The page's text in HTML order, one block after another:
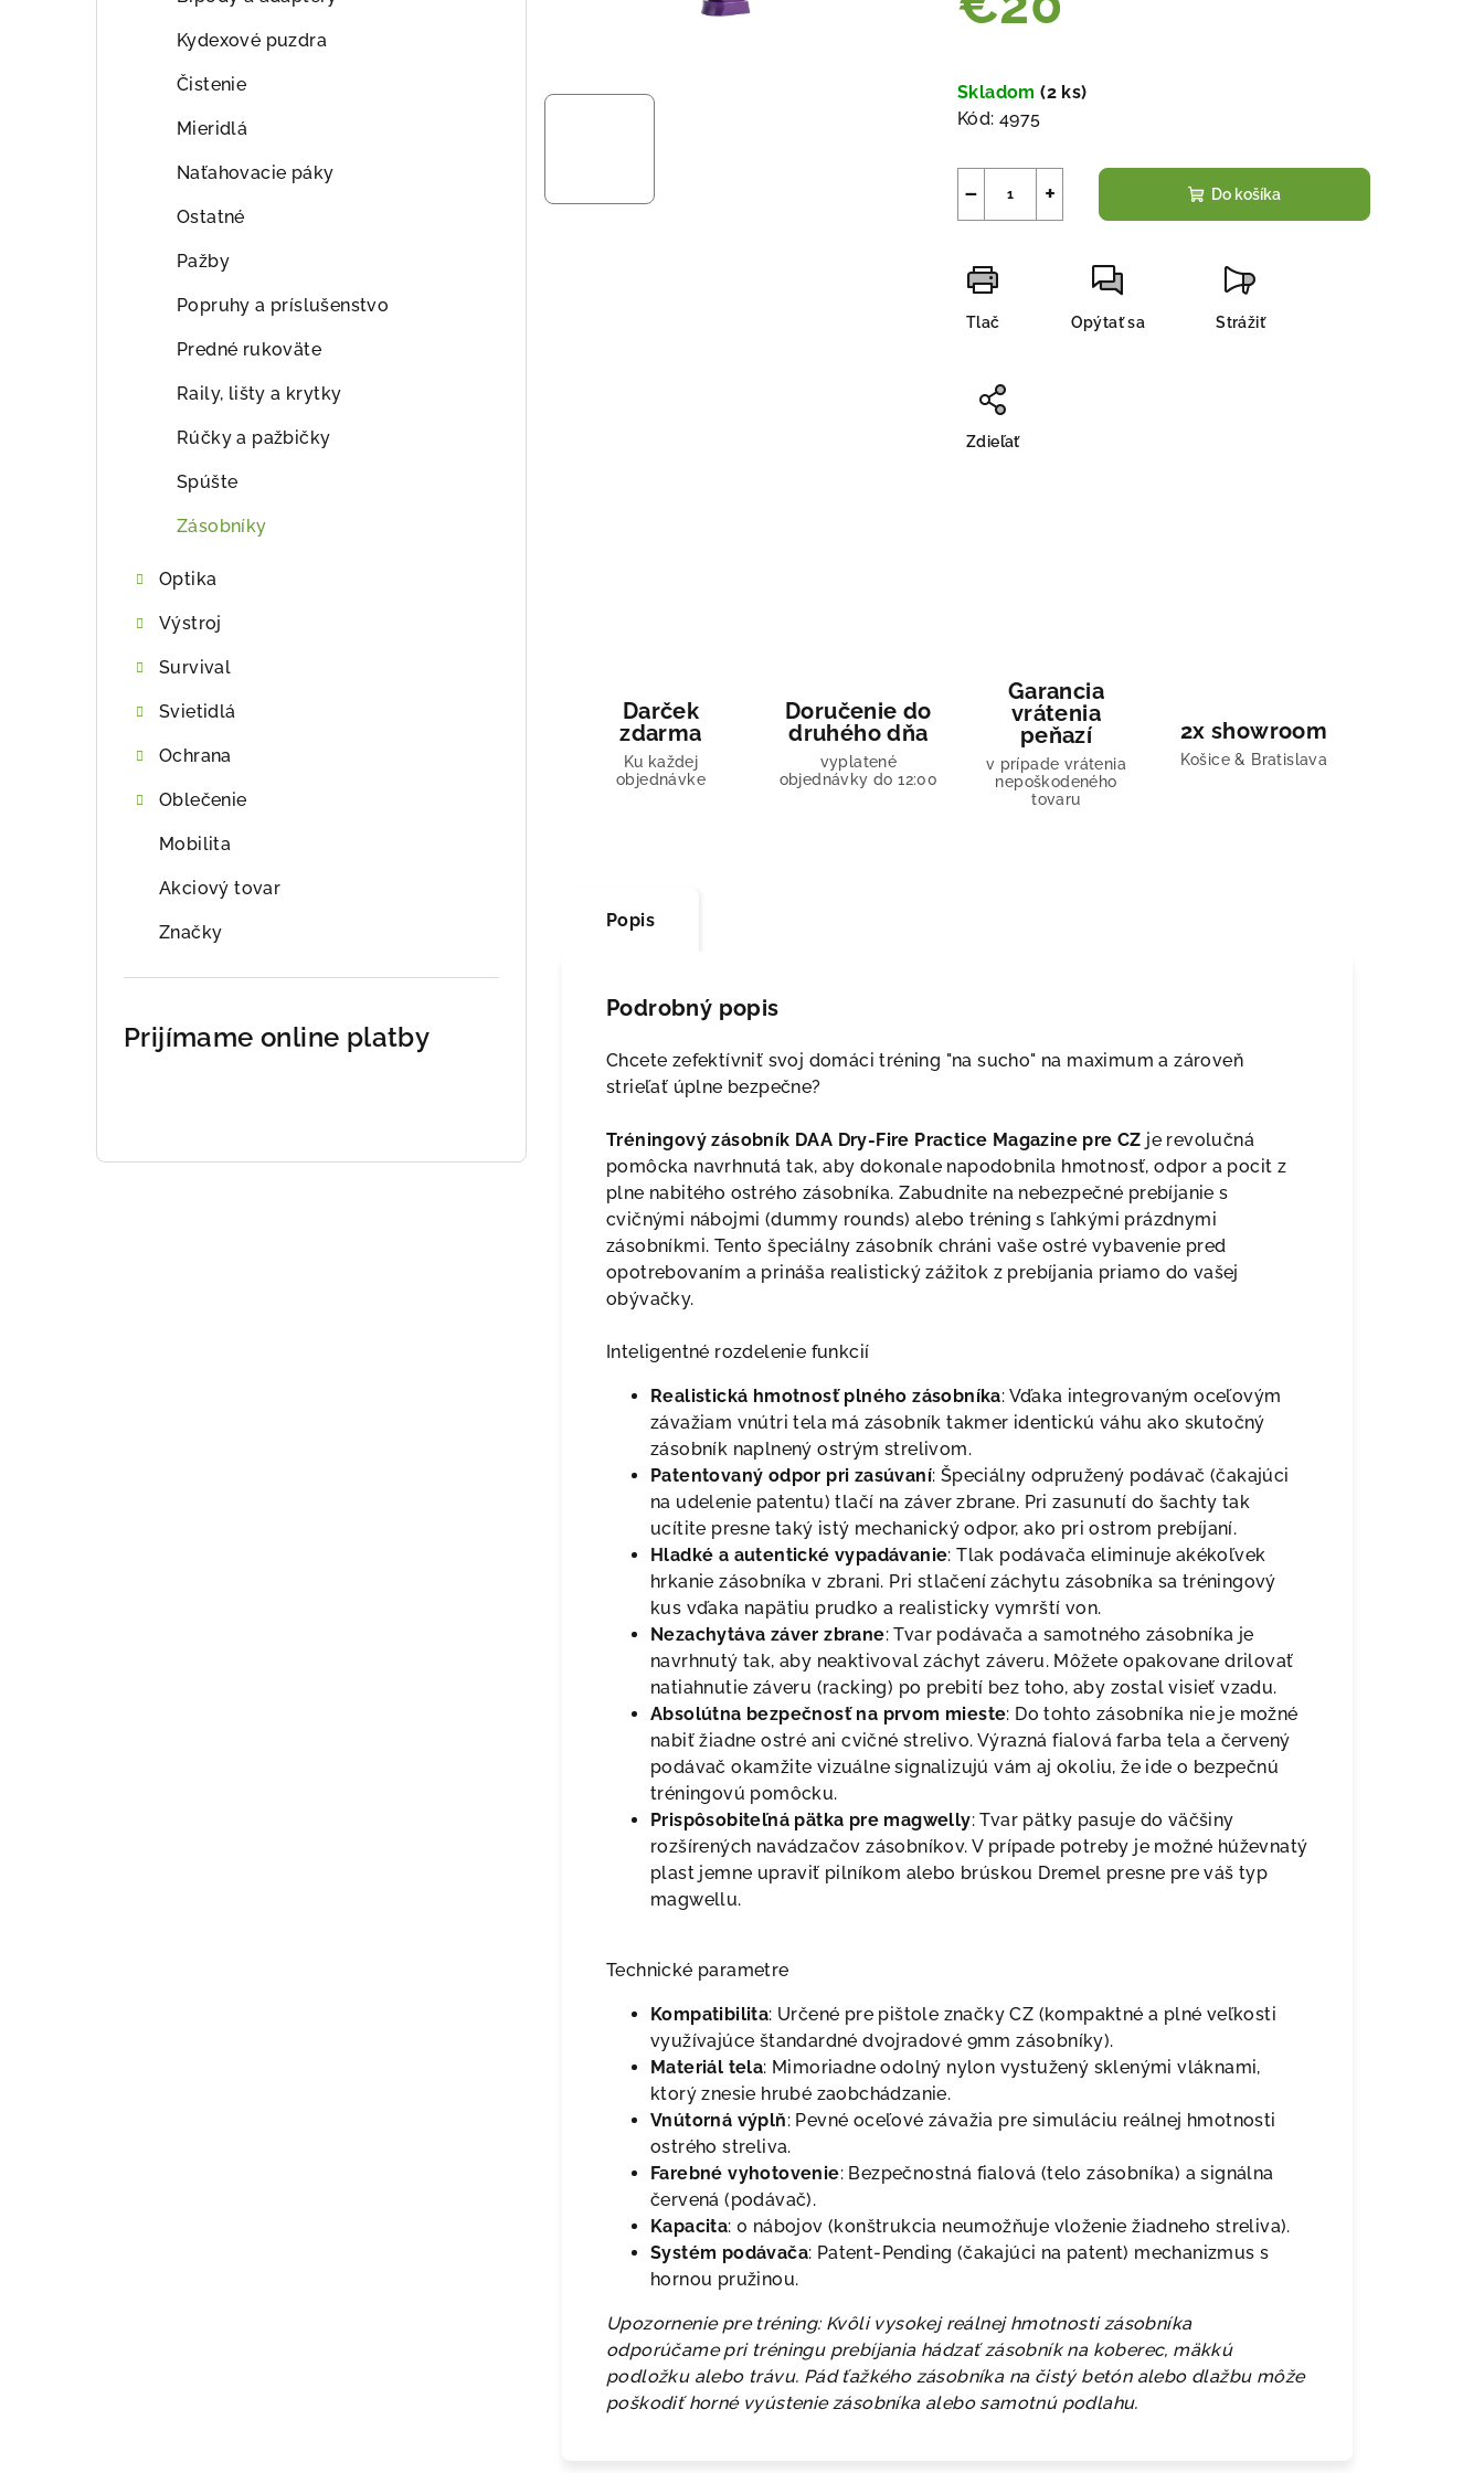
Kydexové puzdra
Čistenie
Mieridlá
Naťahovacie páky
Ostatné
Pažby
Popruhy a príslušenstvo
Predné rukoväte
Raily, lišty a krytky
Rúčky a pažbičky
Spúšte
Zásobníky
Optika
Výstroj
Survival
Svietidlá
Ochrana
Oblečenie
Mobilita
Akciový tovar
Značky
Prijímame online platby
cena:
Skladom(2 ks)
Kód: 4975
+
− Do košíka
Tlač Opýtať sa Strážiť
Zdieľať
Darček
zdarma
Ku každej
objednávke
Doručenie do
druhého dňa
vyplatené
objednávky do 12:00
Garancia
vrátenia
peňazí
v prípade vrátenia
nepoškodeného
tovaru
2x showroom
Košice & Bratislava
Popis
Podrobný popis
Chcete zefektívniť svoj domáci tréning "na sucho" na maximum a zároveň
strieľať úplne bezpečne?
Tréningový zásobník DAA Dry-Fire Practice Magazine pre CZ je revolučná
pomôcka navrhnutá tak, aby dokonale napodobnila hmotnosť, odpor a pocit z
plne nabitého ostrého zásobníka. Zabudnite na nebezpečné prebíjanie s
cvičnými nábojmi (dummy rounds) alebo tréning s ľahkými prázdnymi
zásobníkmi. Tento špeciálny zásobník chráni vaše ostré vybavenie pred
opotrebovaním a prináša realistický zážitok z prebíjania priamo do vašej
obývačky.
Inteligentné rozdelenie funkcií
Realistická hmotnosť plného zásobníka: Vďaka integrovaným oceľovým
závažiam vnútri tela má zásobník takmer identickú váhu ako skutočný
zásobník naplnený ostrým strelivom.
Patentovaný odpor pri zasúvaní: Špeciálny odpružený podávač (čakajúci
na udelenie patentu) tlačí na záver zbrane. Pri zasunutí do šachty tak
ucítite presne taký istý mechanický odpor, ako pri ostrom prebíjaní.
Hladké a autentické vypadávanie: Tlak podávača eliminuje akékoľvek
hrkanie zásobníka v zbrani. Pri stlačení záchytu zásobníka sa tréningový
kus vďaka napätiu prudko a realisticky vymrští von.
Nezachytáva záver zbrane: Tvar podávača a samotného zásobníka je
navrhnutý tak, aby neaktivoval záchyt záveru. Môžete opakovane drilovať
natiahnutie záveru (racking) po prebití bez toho, aby zostal visieť vzadu.
Absolútna bezpečnosť na prvom mieste: Do tohto zásobníka nie je možné
nabiť žiadne ostré ani cvičné strelivo. Výrazná fialová farba tela a červený
podávač okamžite vizuálne signalizujú vám aj okoliu, že ide o bezpečnú
tréningovú pomôcku.
Prispôsobiteľná pätka pre magwelly: Tvar pätky pasuje do väčšiny
rozšírených navádzačov zásobníkov. V prípade potreby je možné húževnatý
plast jemne upraviť pilníkom alebo brúskou Dremel presne pre váš typ
magwellu.
Technické parametre
Kompatibilita: Určené pre pištole značky CZ (kompaktné a plné veľkosti
využívajúce štandardné dvojradové 9mm zásobníky).
Materiál tela: Mimoriadne odolný nylon vystužený sklenými vláknami,
ktorý znesie hrubé zaobchádzanie.
Vnútorná výplň: Pevné oceľové závažia pre simuláciu reálnej hmotnosti
ostrého streliva.
Farebné vyhotovenie: Bezpečnostná fialová (telo zásobníka) a signálna
červená (podávač).
Kapacita: 0 nábojov (konštrukcia neumožňuje vloženie žiadneho streliva).
Systém podávača: Patent-Pending (čakajúci na patent) mechanizmus s
hornou pružinou.
Upozornenie pre tréning: Kvôli vysokej reálnej hmotnosti zásobníka
odporúčame pri tréningu prebíjania hádzať zásobník na koberec, mäkkú
podložku alebo trávu. Pád ťažkého zásobníka na čistý betón alebo dlažbu môže
poškodiť horné vyústenie zásobníka alebo samotnú podlahu.